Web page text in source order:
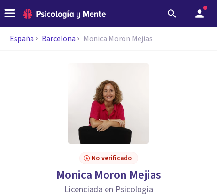
España Barcelona Monica Moron Mejias
No verificado
Monica Moron Mejias
Licenciada en Psicologia